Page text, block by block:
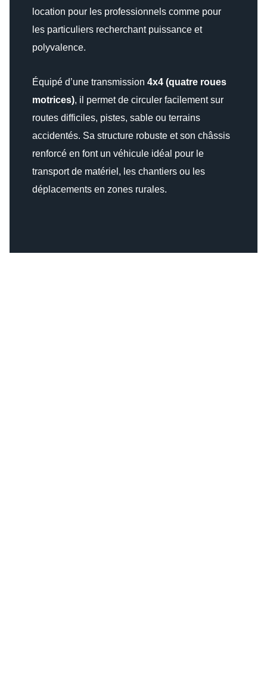
location pour les professionnels comme pour
les particuliers recherchant puissance et
polyvalence.
Équipé d’une transmission 4x4 (quatre roues
motrices), il permet de circuler facilement sur
routes difficiles, pistes, sable ou terrains
accidentés. Sa structure robuste et son châssis
renforcé en font un véhicule idéal pour le
transport de matériel, les chantiers ou les
déplacements en zones rurales.